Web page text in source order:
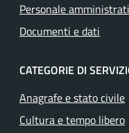
Personale
Documenti e dati
CATEGORIE DI
Anagrafe e stato civile
Cultura e tempo libero